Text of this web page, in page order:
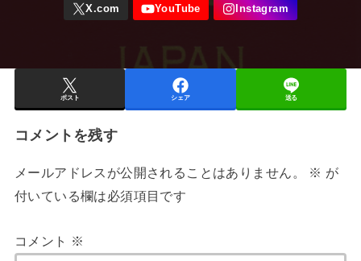
ポスト シェア 送る
コメントを残す
メールアドレスが公開されることはありません。 ※ が
付いている欄は必須項目です
コメント ※